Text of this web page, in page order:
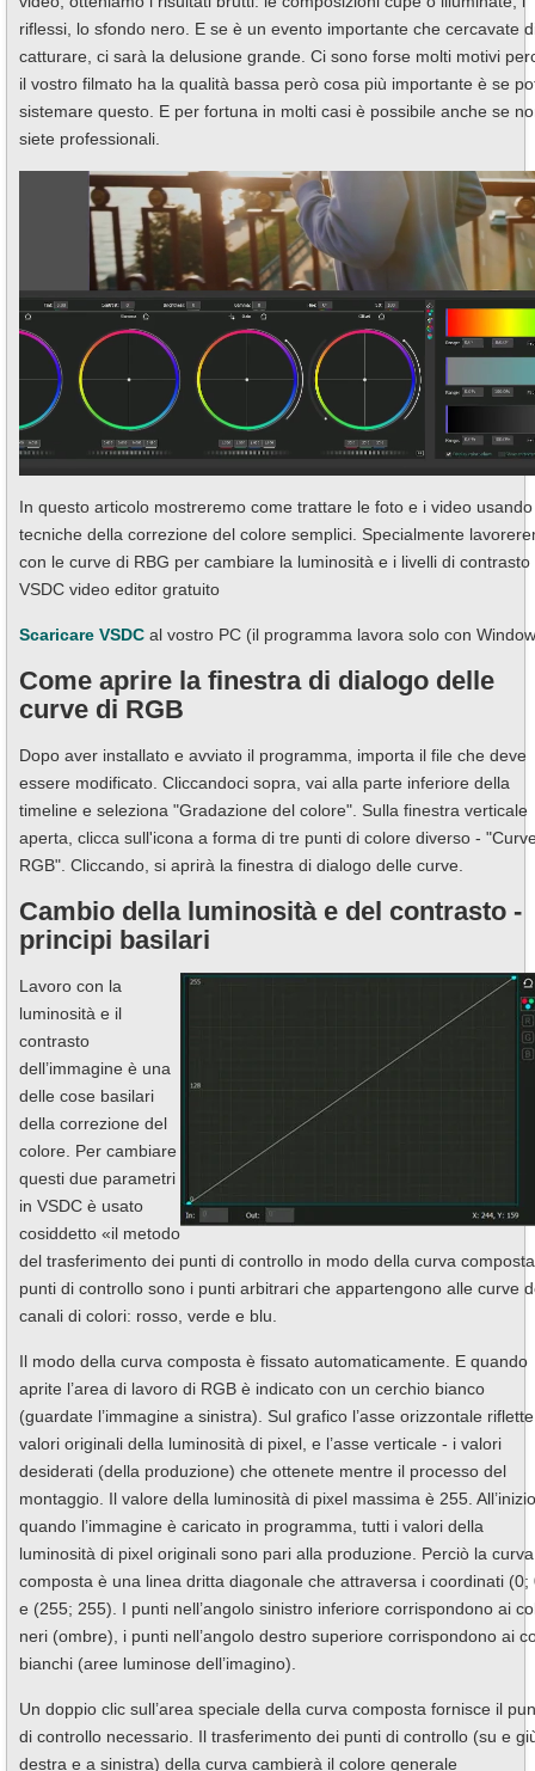
riflessi, lo sfondo nero. E se è un evento importante che cercavate
catturare, ci sarà la delusione grande. Ci sono forse molti motivi
il vostro filmato ha la qualità bassa però cosa più importante è se
sistemare questo. E per fortuna in molti casi è possibile anche se
siete professionali.
In questo articolo mostreremo come trattare le foto e i video
tecniche della correzione del colore semplici. Specialmente
con le curve di RBG per cambiare la luminosità e i livelli di contrasto
VSDC video editor gratuito
Scaricare VSDC al vostro PC (il programma lavora solo con
Come aprire la finestra di dialogo delle
curve di RGB
Dopo aver installato e avviato il programma, importa il file che deve
essere modificato. Cliccandoci sopra, vai alla parte inferiore della
timeline e seleziona "Gradazione del colore". Sulla finestra verticale
aperta, clicca sull'icona a forma di tre punti di colore diverso -
RGB". Cliccando, si aprirà la finestra di dialogo delle curve.
Cambio della luminosità e del contrasto -
principi basilari
Lavoro con la
luminosità e il
contrasto
dell’immagine è una
delle cose basilari
della correzione del
colore. Per cambiare
questi due parametri
in VSDC è usato
cosiddetto «il metodo
del trasferimento dei punti di controllo in modo della curva
punti di controllo sono i punti arbitrari che appartengono alle curve
canali di colori: rosso, verde e blu.
Il modo della curva composta è fissato automaticamente. E quando
aprite l’area di lavoro di RGB è indicato con un cerchio bianco
(guardate l’immagine a sinistra). Sul grafico l’asse orizzontale
valori originali della luminosità di pixel, e l’asse verticale - i valori
desiderati (della produzione) che ottenete mentre il processo del
montaggio. Il valore della luminosità di pixel massima è 255. All’inizio
quando l’immagine è caricato in programma, tutti i valori della
luminosità di pixel originali sono pari alla produzione. Perciò la curva
composta è una linea dritta diagonale che attraversa i coordinati (0;
e (255; 255). I punti nell’angolo sinistro inferiore corrispondono ai
neri (ombre), i punti nell’angolo destro superiore corrispondono ai
bianchi (aree luminose dell’imagino).
Un doppio clic sull’area speciale della curva composta fornisce il
di controllo necessario. Il trasferimento dei punti di controllo (su e
destra e a sinistra) della curva cambierà il colore generale